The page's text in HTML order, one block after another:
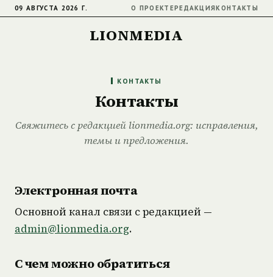
09 АВГУСТА 2026 Г. О ПРОЕКТЕРЕДАКЦИЯКОНТАКТЫ
LIONMEDIA
КОНТАКТЫ
Контакты
Свяжитесь с редакцией lionmedia.org: исправления,
темы и предложения.
Электронная почта
Основной канал связи с редакцией —
admin@lionmedia.org.
С чем можно обратиться